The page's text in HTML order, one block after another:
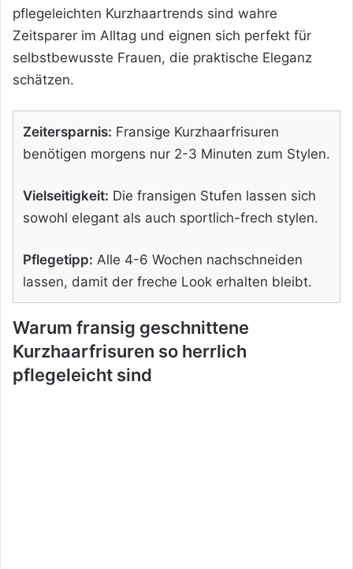
pflegeleichten Kurzhaartrends sind wahre
Zeitsparer im Alltag und eignen sich perfekt für
selbstbewusste Frauen, die praktische Eleganz
schätzen.
Zeitersparnis: Fransige Kurzhaarfrisuren
benötigen morgens nur 2-3 Minuten zum Stylen.
Vielseitigkeit: Die fransigen Stufen lassen sich
sowohl elegant als auch sportlich-frech stylen.
Pflegetipp: Alle 4-6 Wochen nachschneiden
lassen, damit der freche Look erhalten bleibt.
Warum fransig geschnittene
Kurzhaarfrisuren so herrlich
pflegeleicht sind